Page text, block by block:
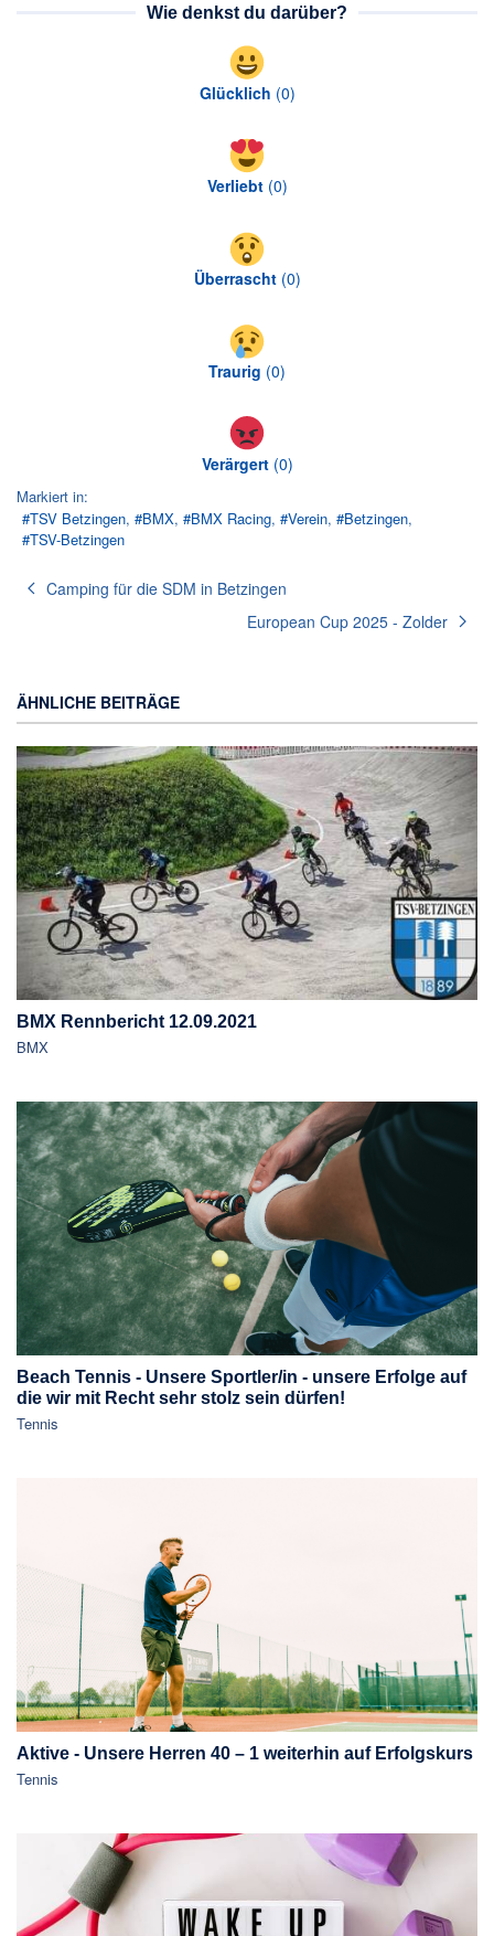
Wie denkst du darüber?
Glücklich (0)
Verliebt(0)
Überrascht(0)
Traurig (0)
Verärgert(0)
Markiert in:
TSV Betzingen
BMX BMX Racing Verein
Betzingen
TSV-Betzingen
Camping für die SDM in Betzingen
European Cup 2025 - Zolder
ÄHNLICHE BEITRÄGE
BMX Rennbericht 12.09.2021
BMX
Beach Tennis - Unsere Sportler/in - unsere Erfolge auf
die wir mit Recht sehr stolz sein dürfen!
Tennis
Aktive - Unsere Herren 40 – 1 weiterhin auf Erfolgskurs
Tennis